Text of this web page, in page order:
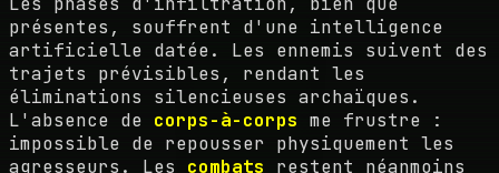
présentes, souffrent d'une intelligence
artificielle datée. Les ennemis suivent des
trajets prévisibles, rendant les
éliminations silencieuses archaïques.
L'absence de corps-à-corps me frustre :
impossible de repousser physiquement les
agresseurs. Les combats restent néanmoins